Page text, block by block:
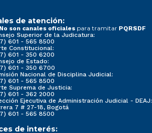
de atención:
No son canales oficiales para tramitar PQRSDF
Superior de la Judicatura:
601 - 565 8500
Constitucional:
601 - 350 6200
de Estado:
601 - 350 6700
Nacional de Disciplina Judicial:
601 - 565 8500
Suprema de Justicia:
601 - 362 2000
Ejecutiva de Administración Judicial - DEAJ:
7 # 27-18, Bogotá
601 - 565 8500
de interés: